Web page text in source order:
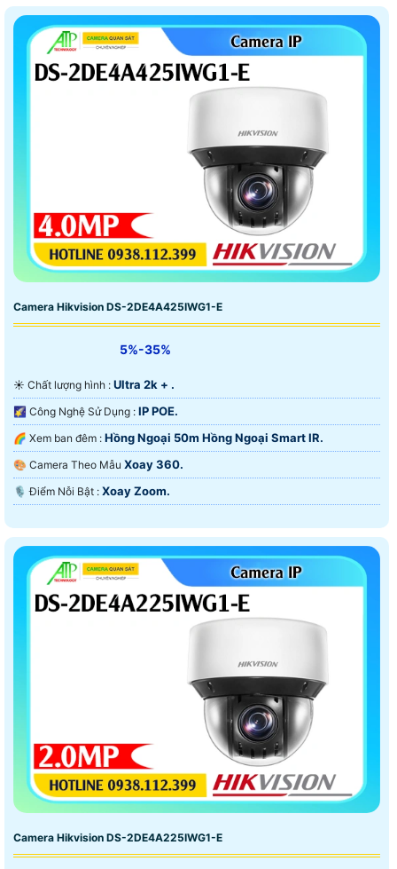
Camera Hikvision DS-2DE4A425IWG1-E
5%-35%
☀️ Chất lượng hình : Ultra 2k + .
🌠 Công Nghệ Sử Dụng : IP POE.
🌈 Xem ban đêm : Hồng Ngoại 50m Hồng Ngoại Smart IR.
🎨 Camera Theo Mẫu Xoay 360.
️🎙 Điểm Nỗi Bật : Xoay Zoom.
Camera Hikvision DS-2DE4A225IWG1-E